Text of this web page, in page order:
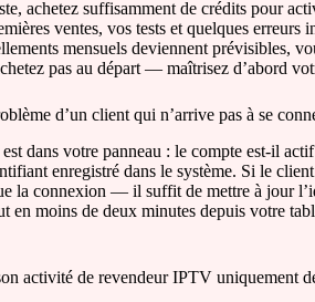
achetez suffisamment de crédits pour
ventes, vos tests et quelques
mensuels deviennent prévisibles,
pas au départ — maîtrisez d’abord
d’un client qui n’arrive pas à se
dans votre panneau : le compte est-il
enregistré dans le système. Si le
la connexion — il suffit de mettre à jour
en moins de deux minutes depuis votre
activité de revendeur IPTV uniquement